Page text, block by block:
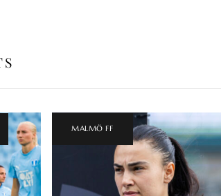
MALMÖ FF